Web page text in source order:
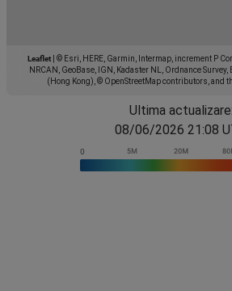
Leaflet
© Esri, HERE, Garmin, Intermap, increment P
NRCAN, GeoBase, IGN, Kadaster NL, Ordnance
(Hong Kong), © OpenStreetMap contributors, and
Ultima actualizare:
08/06/2026 21:08